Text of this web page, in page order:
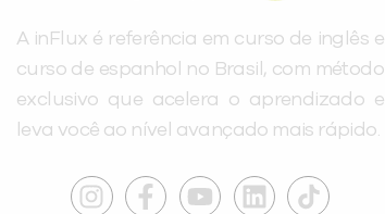
A inFlux é referência em curso de inglês e
curso de espanhol no Brasil, com método
exclusivo que acelera o aprendizado e
leva você ao nível avançado mais rápido.